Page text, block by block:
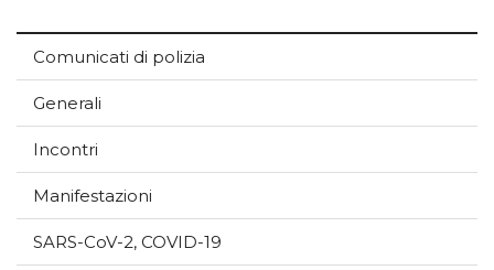
Comunicati di polizia
Generali
Incontri
Manifestazioni
SARS-CoV-2, COVID-19